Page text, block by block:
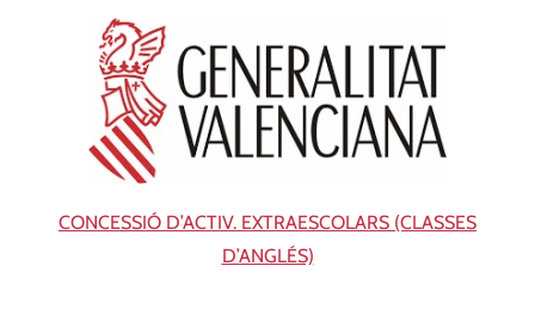
CONCESSIÓ D’ACTIV. EXTRAESCOLARS (CLASSES
D’ANGLÉS)